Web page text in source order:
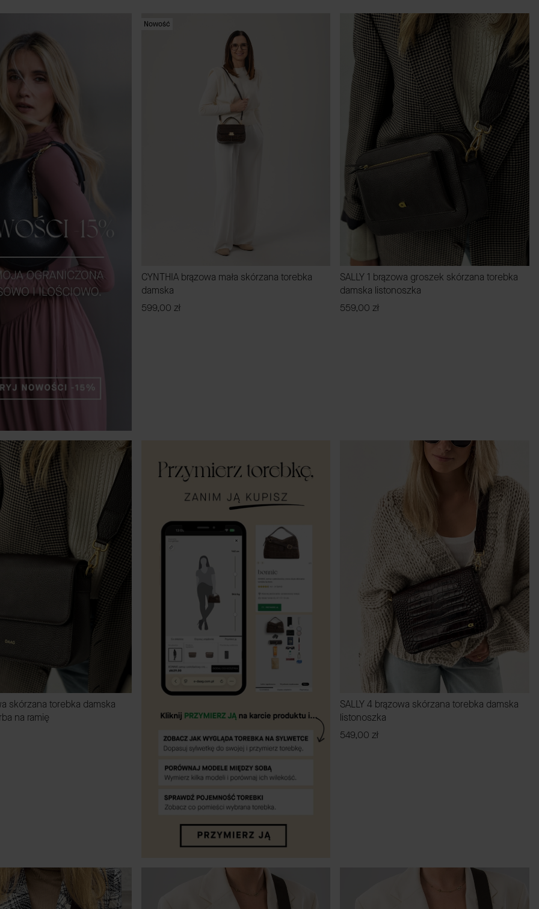
Nowość
CYNTHIA brązowa mała skórzana torebka
damska
Cena
599,00 zł
SALLY 1 brązowa groszek skórzana torebka
damska listonoszka
Cena
559,00 zł
skórzana torebka damska
na ramię
SALLY 4 brązowa skórzana torebka damska
listonoszka
Cena
549,00 zł